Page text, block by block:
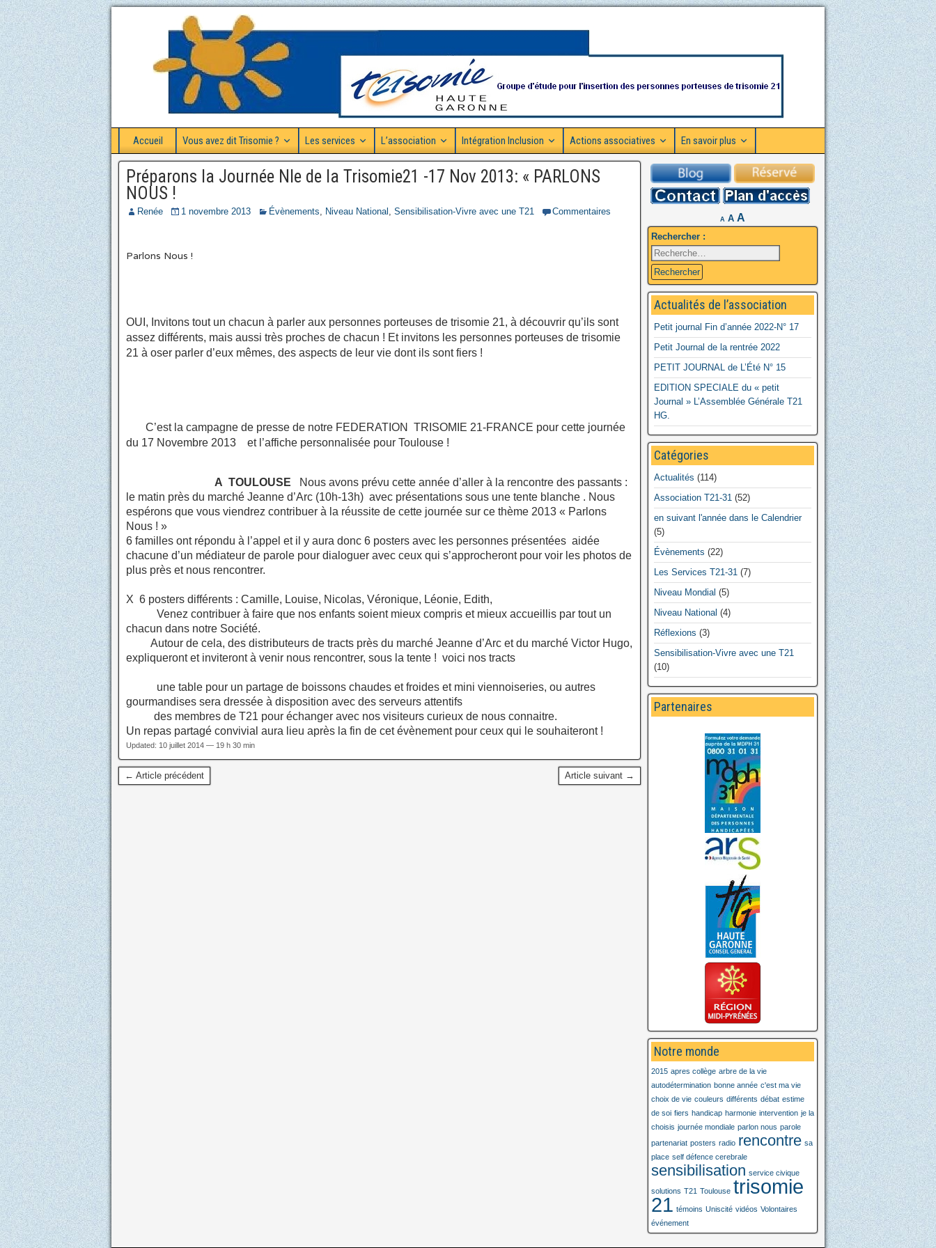
Accueil Vous avez dit Trisomie ? Les services L’association Intégration Inclusion Actions associatives En savoir plus
Préparons la Journée Nle de la Trisomie21 -17 Nov 2013: « PARLONS
NOUS !
Renée 1 novembre 2013 Évènements, Niveau National , Sensibilisation-Vivre avec une T21 Commentaires
Parlons Nous !
OUI, Invitons tout un chacun à parler aux personnes porteuses de trisomie 21, à découvrir qu’ils sont
assez différents, mais aussi très proches de chacun ! Et invitons les personnes porteuses de trisomie
21 à oser parler d’eux mêmes, des aspects de leur vie dont ils sont fiers !
C’est la campagne de presse de notre FEDERATION TRISOMIE 21-FRANCE pour cette journée
du 17 Novembre 2013 et l’affiche personnalisée pour Toulouse !
A TOULOUSE
Nous avons prévu cette année d’aller à la rencontre des passants :
le matin près du marché Jeanne d’Arc (10h-13h) avec présentations sous une tente blanche . Nous
espérons que vous viendrez contribuer à la réussite de cette journée sur ce thème 2013 « Parlons
Nous ! »
6 familles ont répondu à l’appel et il y aura donc 6 posters avec les personnes présentées aidée
chacune d’un médiateur de parole pour dialoguer avec ceux qui s’approcheront pour voir les photos de
plus près et nous rencontrer.
X 6 posters différents : Camille, Louise, Nicolas, Véronique, Léonie, Edith,
Venez contribuer à faire que nos enfants soient mieux compris et mieux accueillis par tout un
chacun dans notre Société.
Autour de cela, des distributeurs de tracts près du marché Jeanne d’Arc et du marché Victor Hugo,
expliqueront et inviteront à venir nous rencontrer, sous la tente ! voici nos tracts
une table pour un partage de boissons chaudes et froides et mini viennoiseries, ou autres
gourmandises sera dressée à disposition avec des serveurs attentifs
des membres de T21 pour échanger avec nos visiteurs curieux de nous connaitre.
Un repas partagé convivial aura lieu après la fin de cet évènement pour ceux qui le souhaiteront !
Updated: 10 juillet 2014 — 19 h 30 min
← Article précédent Article suivant →
A A A
Rechercher :
Actualités de l’association
Petit journal Fin d’année 2022-N° 17
Petit Journal de la rentrée 2022
PETIT JOURNAL de L’Été N° 15
EDITION SPECIALE du « petit
Journal » L’Assemblée Générale T21
HG.
Catégories
Actualités (114)
Association T21-31 (52)
en suivant l'année dans le Calendrier
(5)
Évènements (22)
Les Services T21-31 (7)
Niveau Mondial (5)
Niveau National (4)
Réflexions (3)
Sensibilisation-Vivre avec une T21
(10)
Partenaires
Notre monde
2015 apres collège arbre de la vie
autodétermination bonne année c'est ma vie
choix de vie couleurs différents débat estime
de soi fiers handicap harmonie intervention je la
choisis journée mondiale parlon nous parole
partenariat posters radio rencontre sa
place self défence cerebrale
sensibilisation service civique
solutions T21 Toulouse trisomie
21 témoins Uniscité vidéos Volontaires
événement